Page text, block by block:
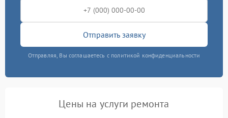
Отправить заявку
Отправляя, Вы соглашаетесь с политикой конфиденциальности
Цены на услуги ремонта